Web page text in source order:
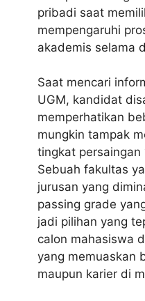
pribadi saat
mempengaruhi
akademis selama
Saat mencari
UGM, kandidat
memperhatikan
mungkin tampak
tingkat
Sebuah fakultas
jurusan yang
passing grade
jadi pilihan yang
calon mahasiswa
yang memuaskan
maupun karier di